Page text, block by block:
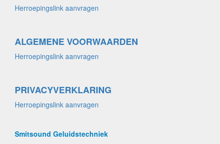
Herroepingslink aanvragen
ALGEMENE VOORWAARDEN
Herroepingslink aanvragen
PRIVACYVERKLARING
Herroepingslink aanvragen
Smitsound Geluidstechniek